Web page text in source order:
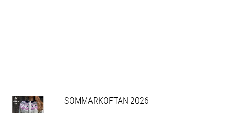
SOMMARKOFTAN 2026